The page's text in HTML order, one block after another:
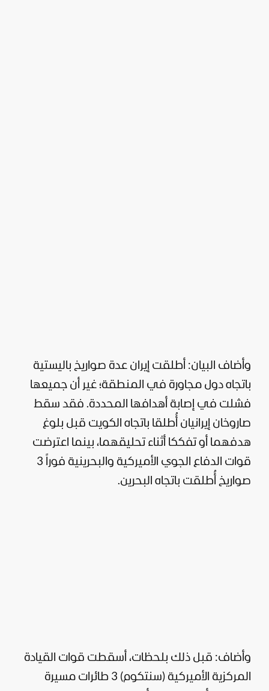
وأضاف البيان: أطلقت إيران عدة صواريخ باليستية
باتجاه دول مجاورة في المنطقة؛ غير أن جميعها
فشلت في إصابة أهدافها المحددة. فقد سقط
صاروخان إيرانيان أُطلقا باتجاه الكويت قبل بلوغ
هدفهما أو تفككا أثناء تحليقهما، بينما اعترضت
قوات الدفاع الجوي الأميركية والبحرينية فوراً 3
صواريخ أُطلقت باتجاه البحرين.
وأضاف: قبل ذلك بلحظات، أسقطت قوات القيادة
المركزية الأميركية (سنتكوم) 3 طائرات مسيرة